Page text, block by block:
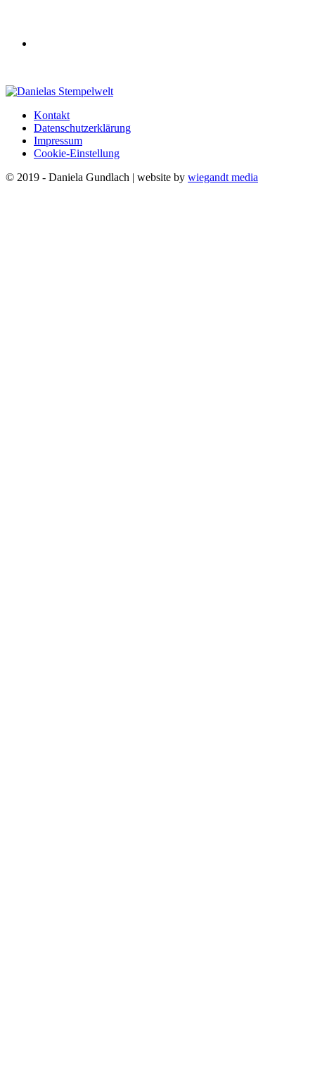
Kontakt
Datenschutzerklärung
Impressum
Cookie-Einstellung
© 2019 - Daniela Gundlach | website by wiegandt media